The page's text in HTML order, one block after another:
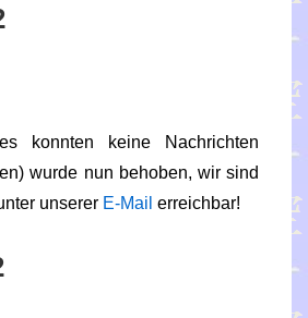
konnten keine Nachrichten
wurde nun behoben, wir sind
unserer E-Mail erreichbar!